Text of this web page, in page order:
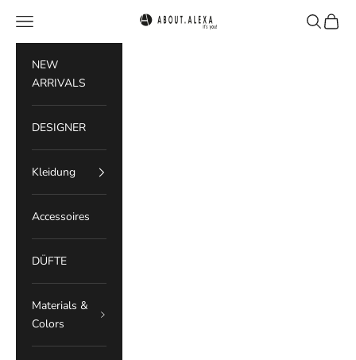
ABOUT.ALEXA
Menü Suchen
NEW
ARRIVALS
DESIGNER
Kleidung
Accessoires
DÜFTE
Materials &
Colors